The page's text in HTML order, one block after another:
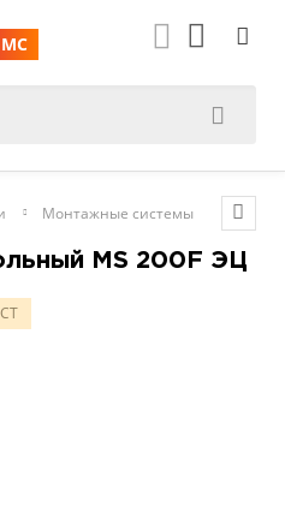
Монтажные системы
MS 200F ЭЦ